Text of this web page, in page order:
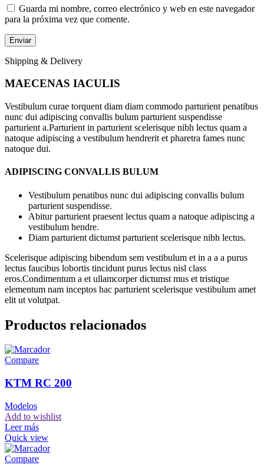
Guarda mi nombre, correo electrónico y web en este navegador
para la próxima vez que comente.
Shipping & Delivery
MAECENAS IACULIS
Vestibulum curae torquent diam diam commodo parturient penatibus
nunc dui adipiscing convallis bulum parturient suspendisse
parturient a.Parturient in parturient scelerisque nibh lectus quam a
natoque adipiscing a vestibulum hendrerit et pharetra fames nunc
natoque dui.
ADIPISCING CONVALLIS BULUM
Vestibulum penatibus nunc dui adipiscing convallis bulum
parturient suspendisse.
Abitur parturient praesent lectus quam a natoque adipiscing a
vestibulum hendre.
Diam parturient dictumst parturient scelerisque nibh lectus.
Scelerisque adipiscing bibendum sem vestibulum et in a a a purus
lectus faucibus lobortis tincidunt purus lectus nisl class
eros.Condimentum a et ullamcorper dictumst mus et tristique
elementum nam inceptos hac parturient scelerisque vestibulum amet
elit ut volutpat.
Productos relacionados
Compare
KTM RC 200
Modelos
Add to wishlist
Leer más
Quick view
Compare